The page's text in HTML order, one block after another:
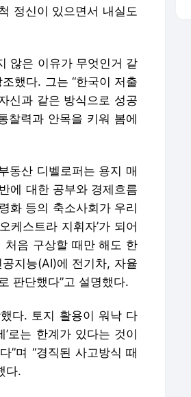
정신이 있으면서 내실도
않은 이유가 무엇인거 같
했다. 그는 “한국이 저출
신과 같은 방식으로 성공
찰력과 안목을 키워 봄에
동산 디벨로퍼는 용지 매
에 대한 공부와 경제흐름
화 등의 축소사회가 우리
케스트라 지휘자’가 되어
처음 구상할 때만 해도 한
지능(AI)에 전기차, 자율
판단했다”고 설명했다.
다. 토지 활용이 워낙 다
로는 한계가 있다는 것이
”며 “경직된 사고방식 때
다.